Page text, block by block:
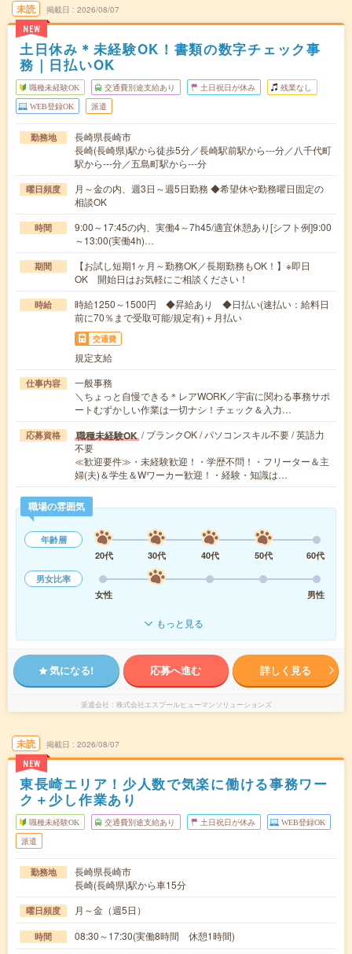
未読
NEW
掲載日 2026/08/07
土日休み＊未経験OK！書類の数字チェック事
務｜日払いOK
職種未経験OK 交通費別途支給あり 土日祝日が休み 残業なし
WEB登録OK 派遣
勤務地
長崎県長崎市
長崎(長崎県)駅から徒歩5分／長崎駅前駅から---分／八千代町
駅から---分／五島町駅から---分
曜日頻度
月～金の内、週3日～週5日勤務 ◆希望休や勤務曜日固定の
相談OK
時間
9:00～17:45の内、実働4～7h45/適宜休憩あり[シフト例]9:00
～13:00(実働4h)…
期間
【お試し短期1ヶ月～勤務OK／長期勤務もOK！】※即日
OK 開始日はお気軽にご相談ください！
時給
時給1250～1500円 ◆昇給あり ◆日払い(速払い：給料日
前に70％まで受取可能/規定有)＋月払い
交通費
規定支給
仕事内容
一般事務
＼ちょっと自慢できる＊レアWORK／宇宙に関わる事務サポ
ートむずかしい作業は一切ナシ！チェック＆入力…
応募資格 職種未経験OK / ブランクOK / パソコンスキル不要 / 英語力
不要
≪歓迎要件≫・未経験歓迎！・学歴不問！・フリーター＆主
婦(夫)＆学生＆Wワーカー歓迎！・経験・知識は…
職場の雰囲気
年齢層
20代
30代 40代 50代
60代
男女比率
女性
男性
もっと見る
気になる! 応募へ進む 詳しく見る
派遣会社 株式会社エスプールヒューマンソリューションズ
未読
NEW
掲載日 2026/08/07
東長崎エリア！少人数で気楽に働ける事務ワー
ク＋少し作業あり
職種未経験OK 交通費別途支給あり 土日祝日が休み WEB登録OK
派遣
勤務地
長崎県長崎市
長崎(長崎県)駅から車15分
曜日頻度 月～金（週5日）
時間 08:30～17:30(実働8時間 休憩1時間)